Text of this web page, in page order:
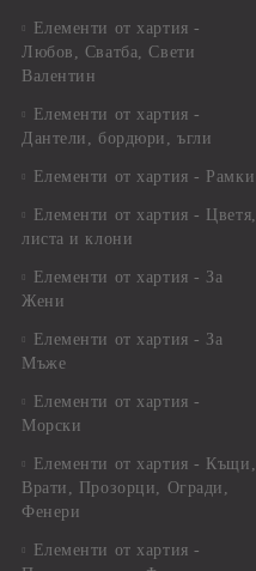
Елементи от хартия -
Любов, Сватба, Свети
Валентин
Елементи от хартия -
Дантели, бордюри, ъгли
Елементи от хартия - Рамки
Елементи от хартия - Цветя,
листа и клони
Елементи от хартия - За
Жени
Елементи от хартия - За
Мъже
Елементи от хартия -
Морски
Елементи от хартия - Къщи,
Врати, Прозорци, Огради,
Фенери
Елементи от хартия -